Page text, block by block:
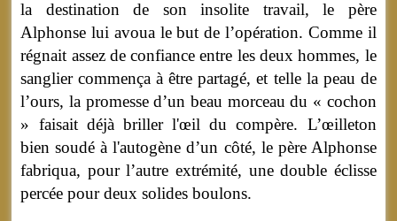
la destination de son insolite travail, le père
Alphonse lui avoua le but de l’opération. Comme il
régnait assez de confiance entre les deux hommes, le
sanglier commença à être partagé, et telle la peau de
l’ours, la promesse d’un beau morceau du « cochon
» faisait déjà briller l'œil du compère. L’œilleton
bien soudé à l'autogène d’un côté, le père Alphonse
fabriqua, pour l’autre extrémité, une double éclisse
percée pour deux solides boulons.